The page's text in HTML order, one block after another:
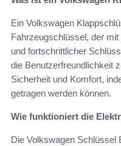
Ein Volkswagen
Fahrzeugschlüssel, der
und fortschrittlicher
die Benutzerfreundlichkeit
Sicherheit und Komfort,
getragen werden können.
Wie funktioniert die
Die Volkswagen Schlüssel